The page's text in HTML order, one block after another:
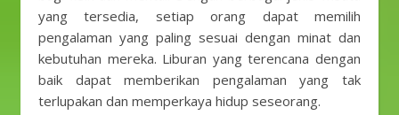
yang tersedia, setiap orang dapat memilih
pengalaman yang paling sesuai dengan minat dan
kebutuhan mereka. Liburan yang terencana dengan
baik dapat memberikan pengalaman yang tak
terlupakan dan memperkaya hidup seseorang.